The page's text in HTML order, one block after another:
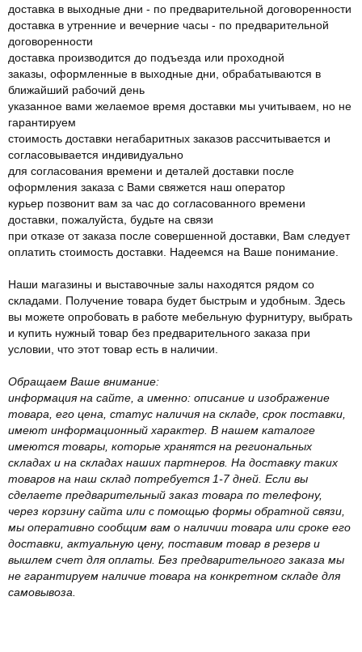
доставка в выходные дни - по предварительной договоренности
доставка в утренние и вечерние часы - по предварительной
договоренности
доставка производится до подъезда или проходной
заказы, оформленные в выходные дни, обрабатываются в
ближайший рабочий день
указанное вами желаемое время доставки мы учитываем, но не
гарантируем
стоимость доставки негабаритных заказов рассчитывается и
согласовывается индивидуально
для согласования времени и деталей доставки после
оформления заказа с Вами свяжется наш оператор
курьер позвонит вам за час до согласованного времени
доставки, пожалуйста, будьте на связи
при отказе от заказа после совершенной доставки, Вам следует
оплатить стоимость доставки. Надеемся на Ваше понимание.
Наши магазины и выставочные залы находятся рядом со
складами. Получение товара будет быстрым и удобным. Здесь
вы можете опробовать в работе мебельную фурнитуру, выбрать
и купить нужный товар без предварительного заказа при
условии, что этот товар есть в наличии.
Обращаем Ваше внимание:
информация на сайте, а именно: описание и изображение
товара, его цена, статус наличия на складе, срок поставки,
имеют информационный характер. В нашем каталоге
имеются товары, которые хранятся на региональных
складах и на складах наших партнеров. На доставку таких
товаров на наш склад потребуется 1-7 дней. Если вы
сделаете предварительный заказ товара по телефону,
через корзину сайта или с помощью формы обратной связи,
мы оперативно сообщим вам о наличии товара или сроке его
доставки, актуальную цену, поставим товар в резерв и
вышлем счет для оплаты. Без предварительного заказа мы
не гарантируем наличие товара на конкретном складе для
самовывоза.